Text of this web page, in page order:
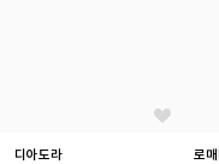
디아도라 로